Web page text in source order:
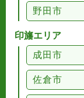
野田市
印旛エリア
成田市
佐倉市